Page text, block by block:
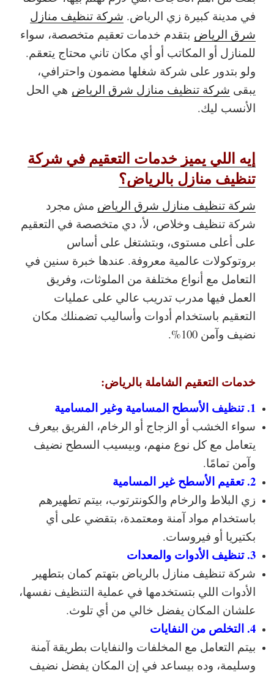
في مدينة كبيرة زي الرياض. شركة تنظيف منازل
شرق الرياض بتقدم خدمات تعقيم متخصصة، سواء
للمنازل أو المكاتب أو أي مكان تاني محتاج يتعقم.
ولو بتدور على شركة شغلها مضمون واحترافي،
يبقى شركة تنظيف منازل شرق الرياض هي الحل
الأنسب ليك.
إيه اللي يميز خدمات التعقيم في شركة
تنظيف منازل بالرياض؟
شركة تنظيف منازل شرق الرياض مش مجرد
شركة تنظيف وخلاص، لأ، دي متخصصة في التعقيم
على أعلى مستوى، وبتشتغل على أساس
بروتوكولات عالمية معروفة. عندها خبرة سنين في
التعامل مع أنواع مختلفة من الملوثات، وفريق
العمل فيها مدرب تدريب عالي على عمليات
التعقيم باستخدام أدوات وأساليب تضمنلك مكان
نضيف وآمن 100%.
خدمات التعقيم الشاملة بالرياض:
1. تنظيف الأسطح المسامية وغير المسامية
سواء الخشب أو الزجاج أو الرخام، الفريق بيعرف
يتعامل مع كل نوع منهم، وبيسيب السطح نضيف
وآمن تمامًا.
2. تعقيم الأسطح غير المسامية
زي البلاط والرخام والكونترتوب، بيتم تطهيرهم
باستخدام مواد آمنة ومعتمدة، بتقضي على أي
بكتيريا أو فيروسات.
3. تنظيف الأدوات والمعدات
شركة تنظيف منازل بالرياض بتهتم كمان بتطهير
الأدوات اللي بتستخدمها في عملية التنظيف نفسها،
علشان المكان يفضل خالي من أي تلوث.
4. التخلص من النفايات
بيتم التعامل مع المخلفات والنفايات بطريقة آمنة
وسليمة، وده بيساعد في إن المكان يفضل نضيف